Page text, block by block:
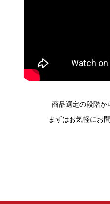
商品選定の段階か
まずはお気軽にお